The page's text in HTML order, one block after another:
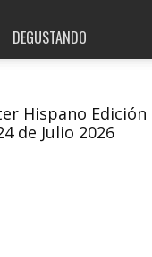
DEGUSTANDO